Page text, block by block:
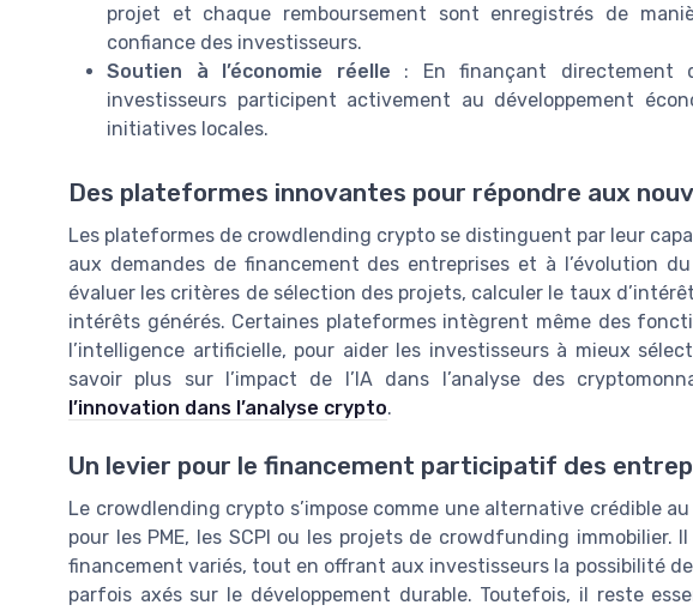
projet et chaque remboursement sont enregistrés de
confiance des investisseurs.
Soutien à l’économie réelle : En finançant directement
investisseurs participent activement au développement
initiatives locales.
Des plateformes innovantes pour répondre aux
Les plateformes de crowdlending crypto se distinguent par leur
aux demandes de financement des entreprises et à l’évolution
évaluer les critères de sélection des projets, calculer le taux
intérêts générés. Certaines plateformes intègrent même des
l’intelligence artificielle, pour aider les investisseurs à mieux
savoir plus sur l’impact de l’IA dans l’analyse des
l’innovation dans l’analyse crypto.
Un levier pour le financement participatif des
Le crowdlending crypto s’impose comme une alternative crédible
pour les PME, les SCPI ou les projets de crowdfunding immobilier.
financement variés, tout en offrant aux investisseurs la possibilité
parfois axés sur le développement durable. Toutefois, il reste